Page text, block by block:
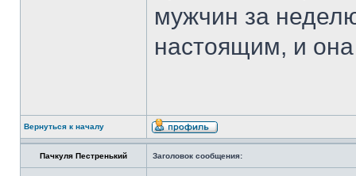
мужчин за
настоящим, и она
Вернуться к началу
Пачкуля Пестренький Заголовок сообщения: